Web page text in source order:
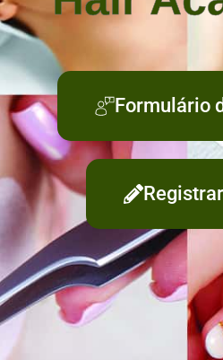
Formulário